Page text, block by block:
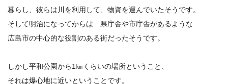
暮らし、彼らは川を利用して、物資を運んでいたそうです。
そして明治になってからは 県庁舎や市庁舎があるような
広島市の中心的な役割のある街だったそうです。
しかし平和公園から1㎞くらいの場所ということ、
それは爆心地に近いということです。